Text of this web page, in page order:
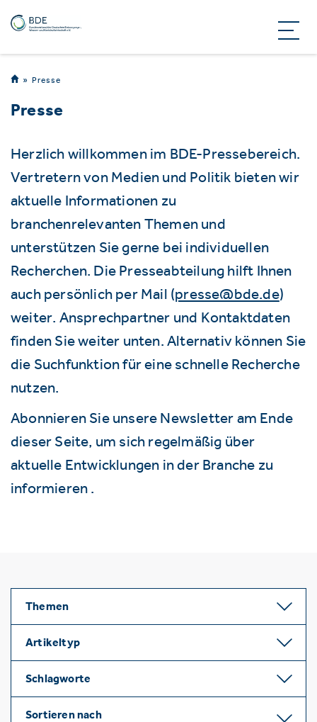
Presse
Presse
Herzlich willkommen im BDE-Pressebereich.
Vertretern von Medien und Politik bieten wir
aktuelle Informationen zu
branchenrelevanten Themen und
unterstützen Sie gerne bei individuellen
Recherchen. Die Presseabteilung hilft Ihnen
auch persönlich per Mail (presse@bde.de)
weiter. Ansprechpartner und Kontaktdaten
finden Sie weiter unten. Alternativ können Sie
die Suchfunktion für eine schnelle Recherche
nutzen.
Abonnieren Sie unsere Newsletter am Ende
dieser Seite, um sich regelmäßig über
aktuelle Entwicklungen in der Branche zu
informieren .
Themen
Artikeltyp
Schlagworte
Sortieren nach